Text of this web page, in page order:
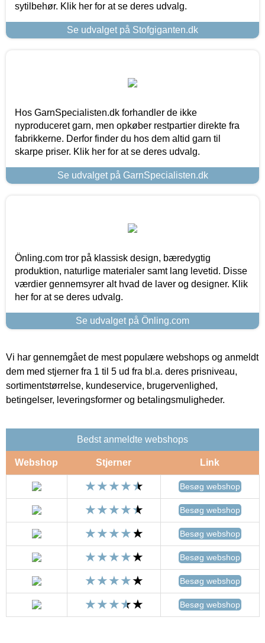
sytilbehør. Klik her for at se deres udvalg.
Se udvalget på Stofgiganten.dk
Hos GarnSpecialisten.dk forhandler de ikke
nyproduceret garn, men opkøber restpartier direkte fra
fabrikkerne. Derfor finder du hos dem altid garn til
skarpe priser. Klik her for at se deres udvalg.
Se udvalget på GarnSpecialisten.dk
Önling.com tror på klassisk design, bæredygtig
produktion, naturlige materialer samt lang levetid. Disse
værdier gennemsyrer alt hvad de laver og designer. Klik
her for at se deres udvalg.
Se udvalget på Önling.com
Vi har gennemgået de mest populære webshops og anmeldt
dem med stjerner fra 1 til 5 ud fra bl.a. deres prisniveau,
sortimentstørrelse, kundeservice, brugervenlighed,
betingelser, leveringsformer og betalingsmuligheder.
Bedst anmeldte webshops
Webshop Stjerner Link
Besøg webshop
Besøg webshop
Besøg webshop
Besøg webshop
Besøg webshop
Besøg webshop